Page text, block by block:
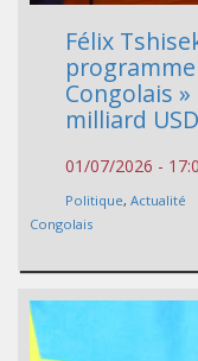
Félix
Congolais
milliard USD
01/07/2026 -
Politique, Actualité
Congolais